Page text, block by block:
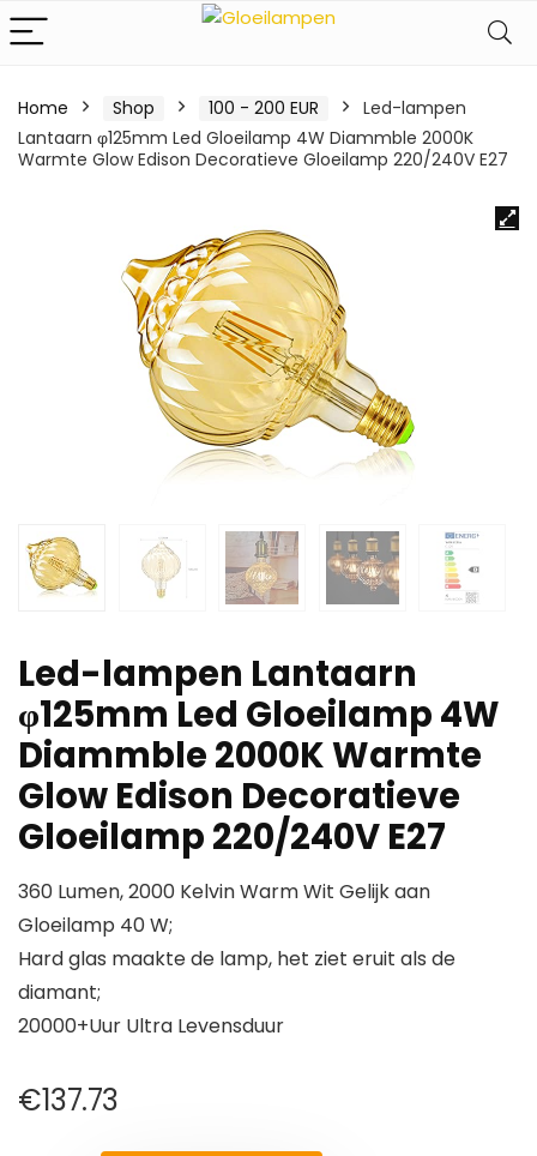
Home Shop 100 - 200 EUR
Led-lampen
Lantaarn φ125mm Led Gloeilamp 4W Diammble 2000K
Warmte Glow Edison Decoratieve Gloeilamp 220/240V E27
Led-lampen Lantaarn
φ125mm Led Gloeilamp 4W
Diammble 2000K Warmte
Glow Edison Decoratieve
Gloeilamp 220/240V E27
360 Lumen, 2000 Kelvin Warm Wit Gelijk aan
Gloeilamp 40 W;
Hard glas maakte de lamp, het ziet eruit als de
diamant;
20000+Uur Ultra Levensduur
€137.73